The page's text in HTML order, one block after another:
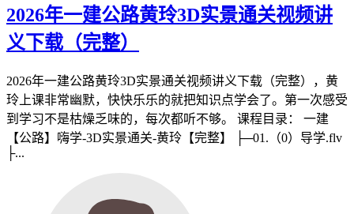
2026年一建公路黄玲3D实景通关视频讲
义下载（完整）
2026年一建公路黄玲3D实景通关视频讲义下载（完整），黄
玲上课非常幽默，快快乐乐的就把知识点学会了。第一次感受
到学习不是枯燥乏味的，每次都听不够。 课程目录： 一建
【公路】嗨学-3D实景通关-黄玲【完整】 ├─01.（0）导学.flv
├...